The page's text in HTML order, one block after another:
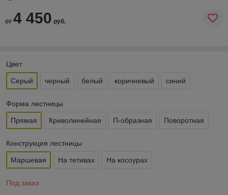
от 4 450 руб.
Цвет
Серый черный белый коричневый синий
Форма лестницы
Прямая Криволинейная П-образная Поворотная
Конструкция лестницы
Маршевая На тетивах На косоурах
Под заказ